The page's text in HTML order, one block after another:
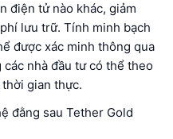
điện tử nào khác, giảm
lưu trữ. Tính minh bạch
được xác minh thông qua
các nhà đầu tư có thể theo
gian thực.
đằng sau Tether Gold